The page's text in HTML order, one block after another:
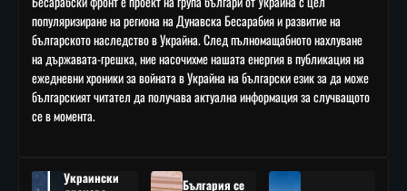
популяризиране на региона на Дунавска Бесарабия и развитие на
българското наследство в Украйна. След пълномащабното нахлуване
на държавата-грешка, ние насочихме нашата енергия в публикация на
ежедневни хроники за войната в Украйна на български език за да може
българският читател да получава актуална информация за случващото
се в момента.
Украински
България се